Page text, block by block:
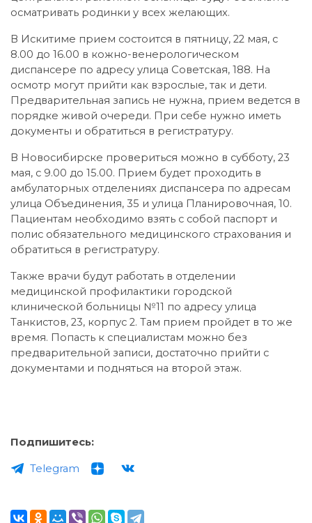
осматривать родинки у всех желающих.
В Искитиме прием состоится в пятницу, 22 мая, с
8.00 до 16.00 в кожно-венерологическом
диспансере по адресу улица Советская, 188. На
осмотр могут прийти как взрослые, так и дети.
Предварительная запись не нужна, прием ведется в
порядке живой очереди. При себе нужно иметь
документы и обратиться в регистратуру.
В Новосибирске провериться можно в субботу, 23
мая, с 9.00 до 15.00. Прием будет проходить в
амбулаторных отделениях диспансера по адресам
улица Объединения, 35 и улица Планировочная, 10.
Пациентам необходимо взять с собой паспорт и
полис обязательного медицинского страхования и
обратиться в регистратуру.
Также врачи будут работать в отделении
медицинской профилактики городской
клинической больницы №11 по адресу улица
Танкистов, 23, корпус 2. Там прием пройдет в то же
время. Попасть к специалистам можно без
предварительной записи, достаточно прийти с
документами и подняться на второй этаж.
Подпишитесь:
Telegram